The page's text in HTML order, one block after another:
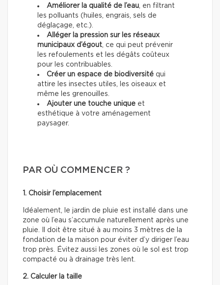
Améliorer la qualité de l’eau, en filtrant
les polluants (huiles, engrais, sels de
déglaçage, etc.).
Alléger la pression sur les réseaux
municipaux d’égout, ce qui peut prévenir
les refoulements et les dégâts coûteux
pour les contribuables.
Créer un espace de biodiversité qui
attire les insectes utiles, les oiseaux et
même les grenouilles.
Ajouter une touche unique et
esthétique à votre aménagement
paysager.
PAR OÙ COMMENCER ?
1. Choisir l’emplacement
Idéalement, le jardin de pluie est installé dans une
zone où l’eau s’accumule naturellement après une
pluie. Il doit être situé à au moins 3 mètres de la
fondation de la maison pour éviter d’y diriger l’eau
trop près. Évitez aussi les zones où le sol est trop
compacté ou à drainage très lent.
2. Calculer la taille